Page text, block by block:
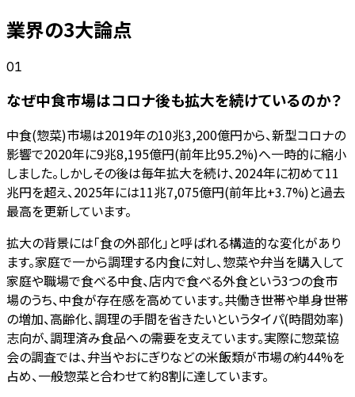
業界の3大論点
01
なぜ中食市場はコロナ後も拡大を続けているのか？
中食(惣菜)市場は2019年の10兆3,200億円から、新型コロナの
影響で2020年に9兆8,195億円(前年比95.2%)へ一時的に縮小
しました。しかしその後は毎年拡大を続け、2024年に初めて11
兆円を超え、2025年には11兆7,075億円(前年比+3.7%)と過去
最高を更新しています。
拡大の背景には「食の外部化」と呼ばれる構造的な変化があり
ます。家庭で一から調理する内食に対し、惣菜や弁当を購入して
家庭や職場で食べる中食、店内で食べる外食という3つの食市
場のうち、中食が存在感を高めています。共働き世帯や単身世帯
の増加、高齢化、調理の手間を省きたいというタイパ(時間効率)
志向が、調理済み食品への需要を支えています。実際に惣菜協
会の調査では、弁当やおにぎりなどの米飯類が市場の約44%を
占め、一般惣菜と合わせて約8割に達しています。